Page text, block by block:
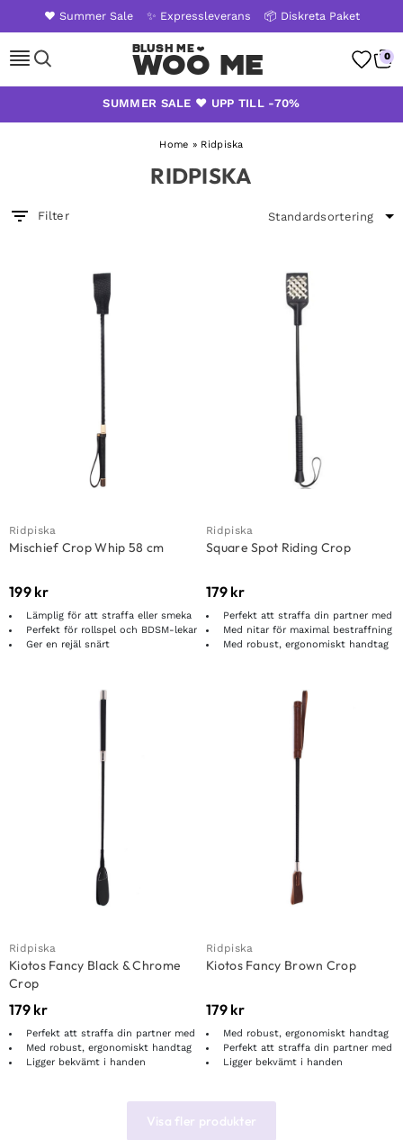
❤️ Summer Sale ✨ Expressleverans 📦 Diskreta Paket
Woo Me 0
SUMMER SALE ❤️ UPP TILL -70%
Home » Ridpiska
RIDPISKA
Filter
Ridpiska
Mischief Crop Whip 58 cm
199 kr
Lämplig för att straffa eller smeka
Perfekt för rollspel och BDSM-lekar
Ger en rejäl snärt
Ridpiska
Square Spot Riding Crop
179 kr
Perfekt att straffa din partner med
Med nitar för maximal bestraffning
Med robust, ergonomiskt handtag
Ridpiska
Kiotos Fancy Black & Chrome
Crop
179 kr
Perfekt att straffa din partner med
Med robust, ergonomiskt handtag
Ligger bekvämt i handen
Ridpiska
Kiotos Fancy Brown Crop
179 kr
Med robust, ergonomiskt handtag
Perfekt att straffa din partner med
Ligger bekvämt i handen
Visa fler produkter